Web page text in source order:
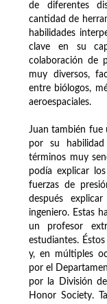
de diferentes
cantidad de
habilidades
clave en su
colaboración de
muy diversos,
entre biólogos,
aeroespaciales.
Juan también fue
por su
términos muy
podía explicar
fuerzas de
después
ingeniero. Estas
un profesor
estudiantes.
y, en múltiples
por el
por la División
Honor Society.